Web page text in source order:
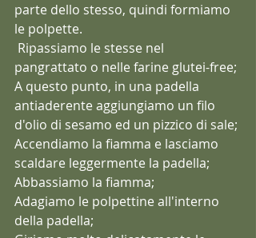
parte dello stesso, quindi formiamo
le polpette.
pangrattato o nelle farine glutei-free;
A questo punto, in una padella
antiaderente aggiungiamo un filo
d'olio di sesamo ed un pizzico di sale;
Accendiamo la fiamma e lasciamo
scaldare leggermente la padella;
Abbassiamo la fiamma;
Adagiamo le polpettine all'interno
della padella;